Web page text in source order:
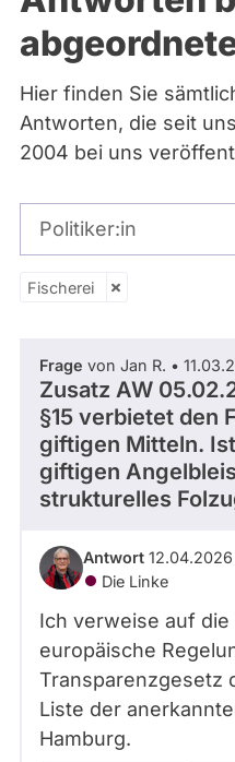
Bremen
Hamburg
Hessen
Mecklenburg-
Niedersachsen
Nordrhein-
Rheinland-Pfalz
Sachsen-Anhalt
Schleswig-
Thüringen
Über uns
Hier finden Sie
Antworten, die seit
2004 bei uns
Fischerei
Parlamentsperiode
Partei
- Alle -
Zeitraum
Fischerei
Frage von Jan R. •
Zusatz AW
§15 verbietet den
giftigen Mitteln.
giftigen
strukturelles
Antwort
Die Linke
Ich verweise auf
europäische
Transparenzgesetz
Liste der
Hamburg.